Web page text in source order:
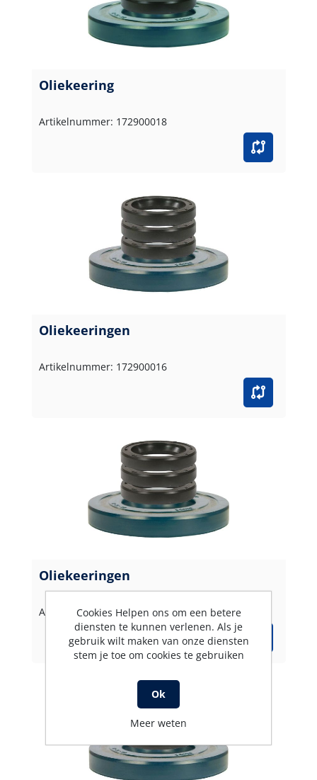
Oliekeering
Artikelnummer: 172900018
Oliekeeringen
Artikelnummer: 172900016
Oliekeeringen
Artikelnummer: 172900017
Cookies Helpen ons om een betere
diensten te kunnen verlenen. Als je
gebruik wilt maken van onze diensten
stem je toe om cookies te gebruiken
Ok
Meer weten